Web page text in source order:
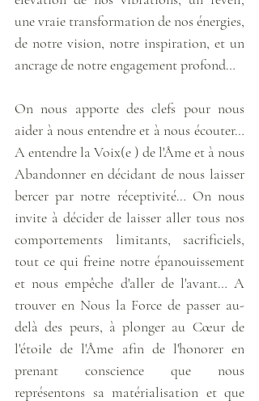
une vraie transformation de nos énergies,
de notre vision, notre inspiration, et un
ancrage de notre engagement profond…
On nous apporte des clefs pour nous
aider à nous entendre et à nous écouter…
A entendre la Voix(e ) de l'Âme et à nous
Abandonner en décidant de nous laisser
bercer par notre réceptivité… On nous
invite à décider de laisser aller tous nos
comportements limitants, sacrificiels,
tout ce qui freine notre épanouissement
et nous empêche d'aller de l'avant… A
trouver en Nous la Force de passer au-
delà des peurs, à plonger au Cœur de
l'étoile de l'Âme afin de l'honorer en
prenant conscience que nous
représentons sa matérialisation et que